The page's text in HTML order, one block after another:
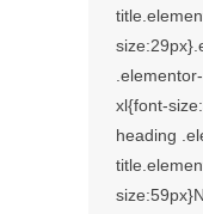
xl{font-
heading